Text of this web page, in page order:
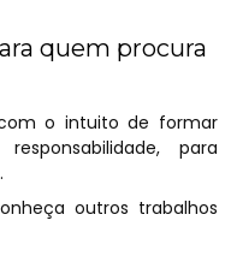
quem procura
o intuito de formar
para
outros trabalhos